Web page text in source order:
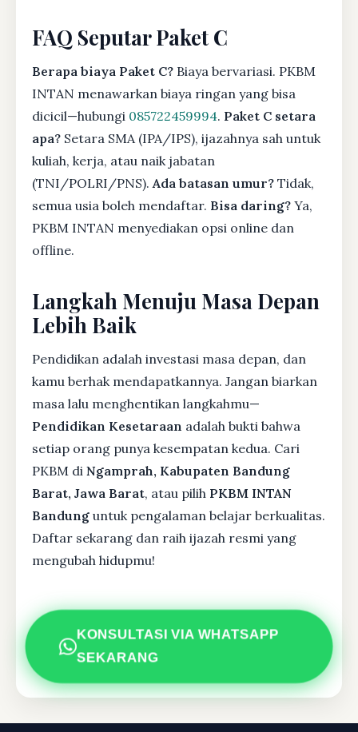
FAQ Seputar Paket C
Berapa biaya Paket C? Biaya bervariasi. PKBM
INTAN menawarkan biaya ringan yang bisa
dicicil—hubungi 085722459994. Paket C setara
apa? Setara SMA (IPA/IPS), ijazahnya sah untuk
kuliah, kerja, atau naik jabatan
(TNI/POLRI/PNS).Ada batasan umur? Tidak,
semua usia boleh mendaftar. Bisa daring? Ya,
PKBM INTAN menyediakan opsi online dan
offline.
Langkah Menuju Masa Depan
Lebih Baik
Pendidikan adalah investasi masa depan, dan
kamu berhak mendapatkannya. Jangan biarkan
masa lalu menghentikan langkahmu—
Pendidikan Kesetaraan adalah bukti bahwa
setiap orang punya kesempatan kedua. Cari
PKBM di Ngamprah, Kabupaten Bandung
Barat, Jawa Barat, atau pilih PKBM INTAN
Bandung untuk pengalaman belajar berkualitas.
Daftar sekarang dan raih ijazah resmi yang
mengubah hidupmu!
KONSULTASI VIA WHATSAPP
SEKARANG